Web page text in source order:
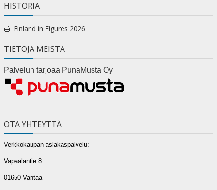
HISTORIA
Finland in Figures 2026
TIETOJA MEISTÄ
Palvelun tarjoaa PunaMusta Oy
OTA YHTEYTTÄ
Verkkokaupan asiakaspalvelu:
Vapaalantie 8
01650 Vantaa